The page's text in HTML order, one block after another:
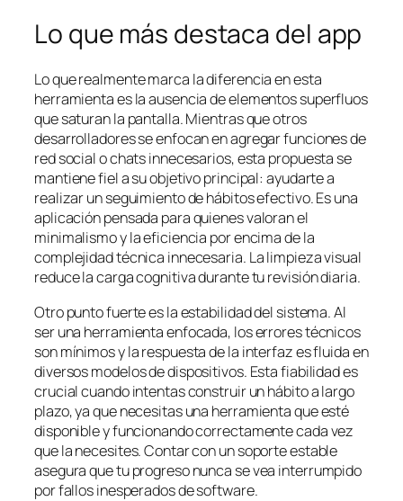
Lo que más destaca del app
Lo que realmente marca la diferencia en esta
herramienta es la ausencia de elementos superfluos
que saturan la pantalla. Mientras que otros
desarrolladores se enfocan en agregar funciones de
red social o chats innecesarios, esta propuesta se
mantiene fiel a su objetivo principal: ayudarte a
realizar un seguimiento de hábitos efectivo. Es una
aplicación pensada para quienes valoran el
minimalismo y la eficiencia por encima de la
complejidad técnica innecesaria. La limpieza visual
reduce la carga cognitiva durante tu revisión diaria.
Otro punto fuerte es la estabilidad del sistema. Al
ser una herramienta enfocada, los errores técnicos
son mínimos y la respuesta de la interfaz es fluida en
diversos modelos de dispositivos. Esta fiabilidad es
crucial cuando intentas construir un hábito a largo
plazo, ya que necesitas una herramienta que esté
disponible y funcionando correctamente cada vez
que la necesites. Contar con un soporte estable
asegura que tu progreso nunca se vea interrumpido
por fallos inesperados de software.